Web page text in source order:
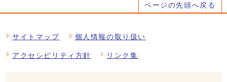
ページの先頭へ戻る
サイトマップ 個人情報の取り扱い
アクセシビリティ方針 リンク集